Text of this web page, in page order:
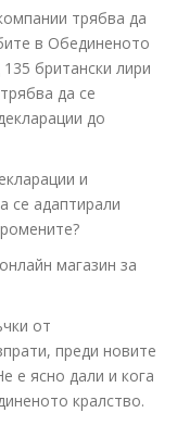
трябва да
в Обединеното
британски лири
да се
до
и
се адаптирали
магазин за
от
преди новите
е ясно дали и кога
кралство.